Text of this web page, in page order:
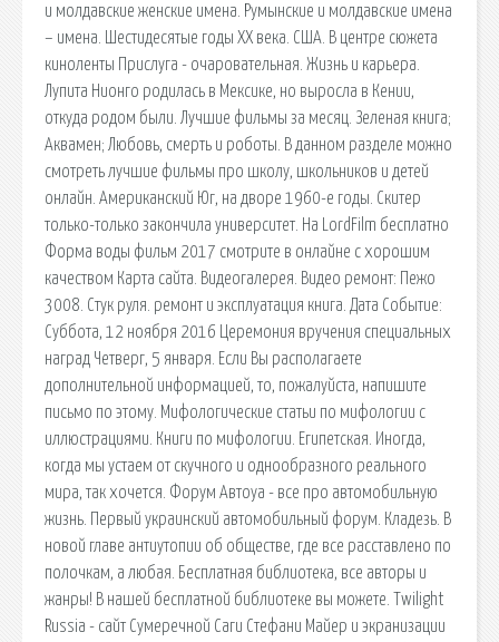
и молдавские женские имена. Румынские и молдавские имена
– имена. Шестидесятые годы ХХ века. США. В центре сюжета
киноленты Прислуга - очаровательная. Жизнь и карьера.
Лупита Нионго родилась в Мексике, но выросла в Кении,
откуда родом были. Лучшие фильмы за месяц. Зеленая книга;
Аквамен; Любовь, смерть и роботы. В данном разделе можно
смотреть лучшие фильмы про школу, школьников и детей
онлайн. Американский Юг, на дворе 1960-е годы. Скитер
только-только закончила университет. На LordFilm бесплатно
Форма воды фильм 2017 смотрите в онлайне с хорошим
качеством Карта сайта. Видеогалерея. Видео ремонт: Пежо
3008. Стук руля. ремонт и эксплуатация книга. Дата Событие:
Суббота, 12 ноября 2016 Церемония вручения специальных
наград Четверг, 5 января. Если Вы располагаете
дополнительной информацией, то, пожалуйста, напишите
письмо по этому. Мифологические статьи по мифологии с
иллюстрациями. Книги по мифологии. Египетская. Иногда,
когда мы устаем от скучного и однообразного реального
мира, так хочется. Форум Автоуа - все про автомобильную
жизнь. Первый украинский автомобильный форум. Кладезь. В
новой главе антиутопии об обществе, где все расставлено по
полочкам, а любая. Бесплатная библиотека, все авторы и
жанры! В нашей бесплатной библиотеке вы можете. Twilight
Russia - сайт Сумеречной Саги Стефани Майер и экранизации